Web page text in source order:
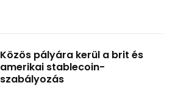
Közös pályára kerül a brit és
amerikai stablecoin-
szabályozás